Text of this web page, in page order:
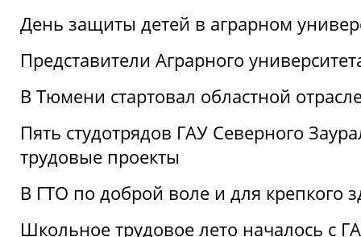
День защиты детей в аграрном
Представители Аграрного
В Тюмени стартовал областной
Пять студотрядов ГАУ Северного
трудовые проекты
В ГТО по доброй воле и для крепкого
Школьное трудовое лето началось с